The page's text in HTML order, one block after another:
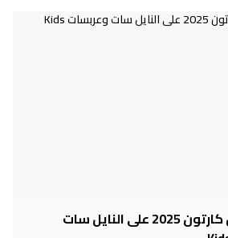
تردد قنوات الاطفال كارتون 2025 على النايل سات